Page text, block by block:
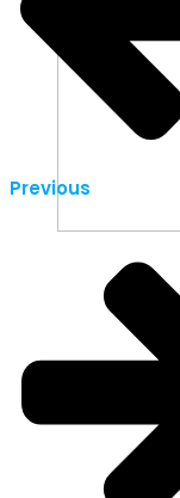
Previous